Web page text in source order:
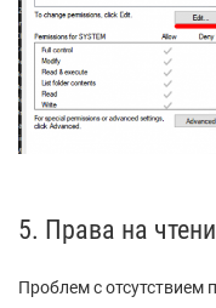
5. Права на
Проблем с отсутствием